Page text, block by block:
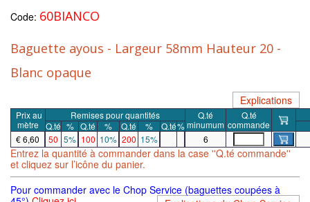
Code: 60BIANCO
Baguette ayous - Largeur 58mm Hauteur 20 -
Blanc opaque
Explications
Prixau
mètre
Remises pour quantités
Q.té
minumum
Q.té
commande
Q.té % Q.té % Q.té % Q.té%
€ 6,60
50 5% 100 10% 200 15% 6
Entrez la quantité à commander dans la case ''Q.té commande''
et cliquez sur l’icône du panier.
Pour commander avec le Chop Service (baguettes coupées à